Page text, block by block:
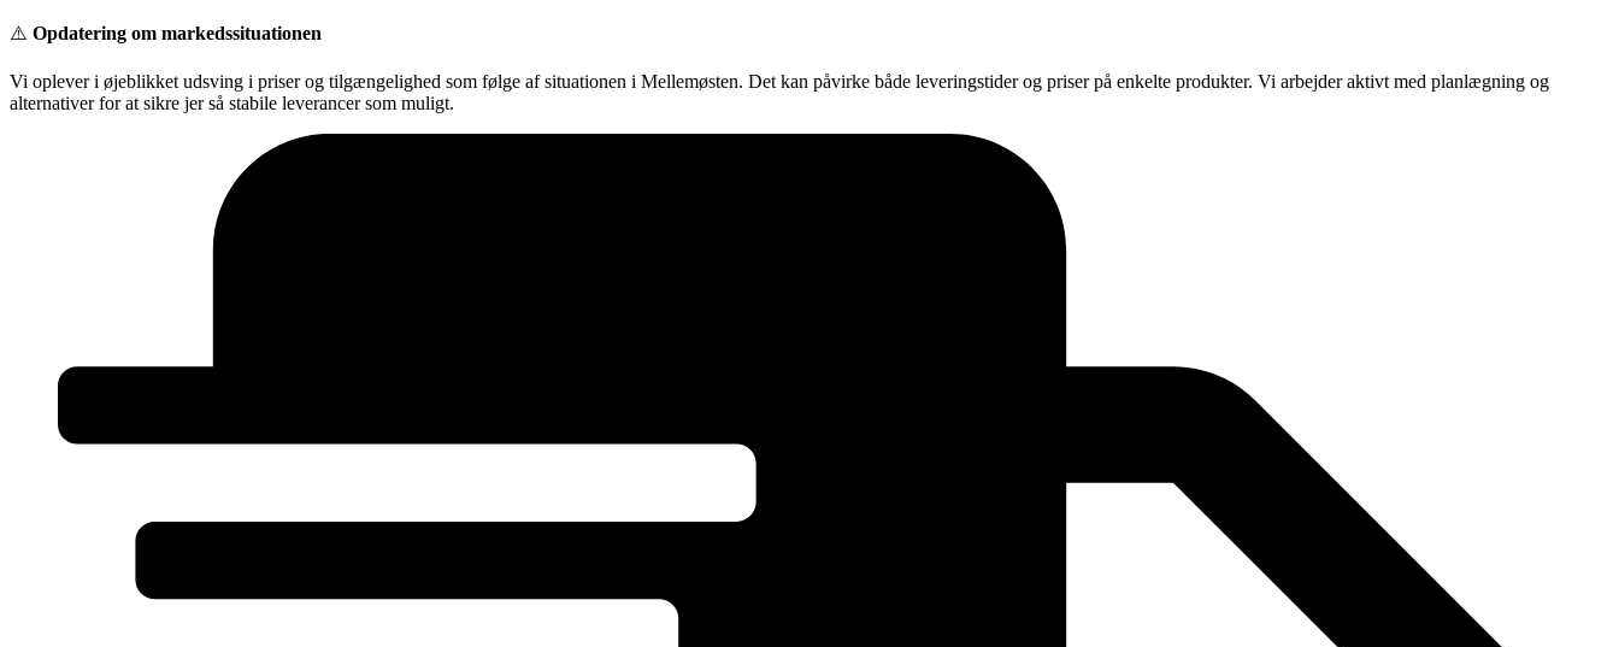
Videre
indhold
⚠️ Opdatering om markedssituationen
Vi oplever i øjeblikket udsving i priser og tilgængelighed som følge af situationen i Mellemøsten. Det kan påvirke både leveringstider og priser på enkelte produkter. Vi arbejder aktivt med planlægning og
alternativer for at sikre jer så stabile leverancer som muligt.